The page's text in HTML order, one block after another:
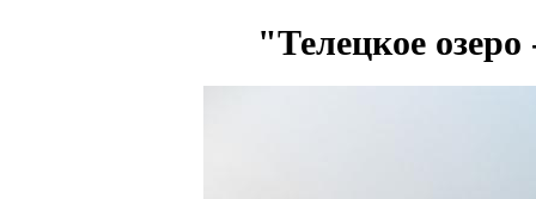
"Телецкое